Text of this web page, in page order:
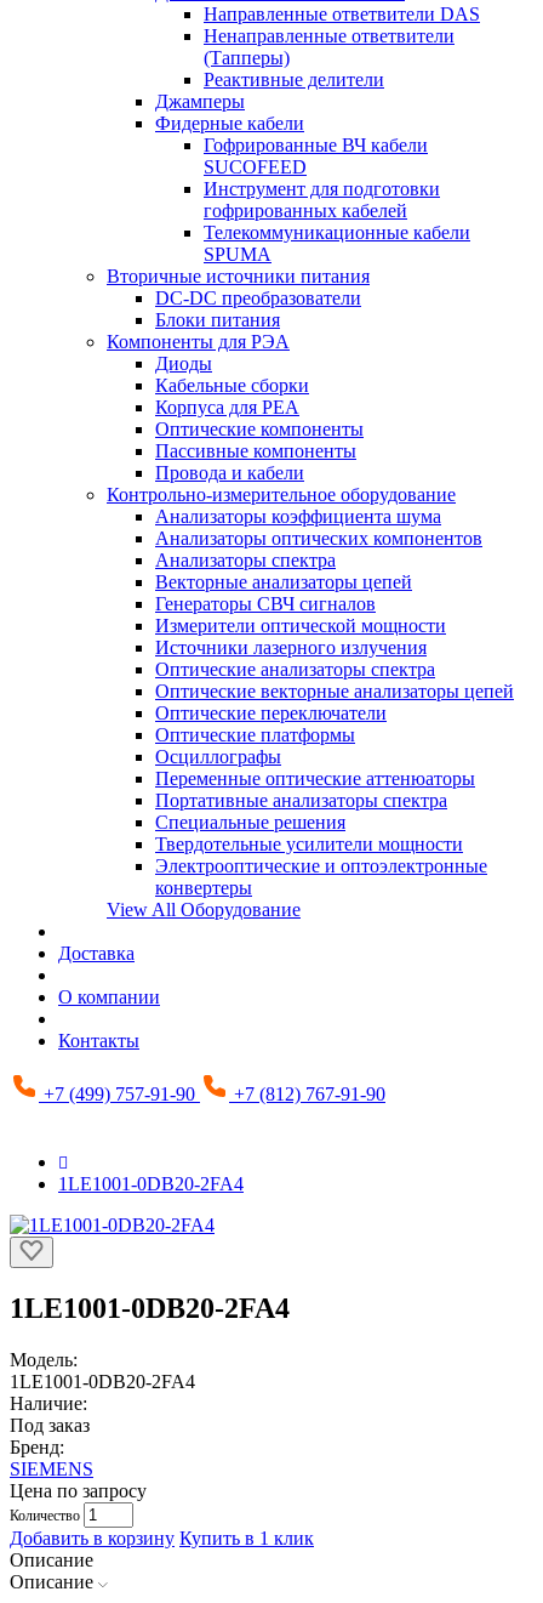
Направленные ответвители DAS
Ненаправленные ответвители
(Тапперы)
Реактивные делители
Джамперы
Фидерные кабели
Гофрированные ВЧ кабели
SUCOFEED
Инструмент для подготовки
гофрированных кабелей
Телекоммуникационные кабели
SPUMA
Вторичные источники питания
DC-DC преобразователи
Блоки питания
Компоненты для РЭА
Диоды
Кабельные сборки
Корпуса для РЕА
Оптические компоненты
Пассивные компоненты
Провода и кабели
Контрольно-измерительное оборудование
Анализаторы коэффициента шума
Анализаторы оптических компонентов
Анализаторы спектра
Векторные анализаторы цепей
Генераторы СВЧ сигналов
Измерители оптической мощности
Источники лазерного излучения
Оптические анализаторы спектра
Оптические векторные анализаторы цепей
Оптические переключатели
Оптические платформы
Осциллографы
Переменные оптические аттенюаторы
Портативные анализаторы спектра
Специальные решения
Твердотельные усилители мощности
Электрооптические и оптоэлектронные
конвертеры
View All Оборудование
Доставка
О компании
Контакты
+7 (499) 757-91-90 +7 (812) 767-91-90
1LE1001-0DB20-2FA4
1LE1001-0DB20-2FA4
Модель:
1LE1001-0DB20-2FA4
Наличие:
Под заказ
Бренд:
SIEMENS
Цена по запросу
Количество
Добавить в корзину Купить в 1 клик
Описание
Описание